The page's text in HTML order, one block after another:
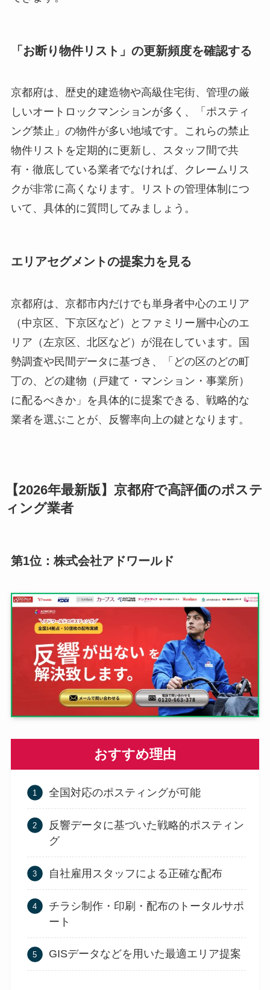
「お断り物件リスト」の更新頻度を確認する
京都府は、歴史的建造物や高級住宅街、管理の厳
しいオートロックマンションが多く、「ポスティ
ング禁止」の物件が多い地域です。これらの禁止
物件リストを定期的に更新し、スタッフ間で共
有・徹底している業者でなければ、クレームリス
クが非常に高くなります。リストの管理体制につ
いて、具体的に質問してみましょう。
エリアセグメントの提案力を見る
京都府は、京都市内だけでも単身者中心のエリア
（中京区、下京区など）とファミリー層中心のエ
リア（左京区、北区など）が混在しています。国
勢調査や民間データに基づき、「どの区のどの町
丁の、どの建物（戸建て・マンション・事業所）
に配るべきか」を具体的に提案できる、戦略的な
業者を選ぶことが、反響率向上の鍵となります。
【2026年最新版】京都府で高評価のポステ
ィング業者
第1位：株式会社アドワールド
おすすめ理由
全国対応のポスティングが可能
反響データに基づいた戦略的ポスティン
グ
自社雇用スタッフによる正確な配布
チラシ制作・印刷・配布のトータルサポ
ート
GISデータなどを用いた最適エリア提案